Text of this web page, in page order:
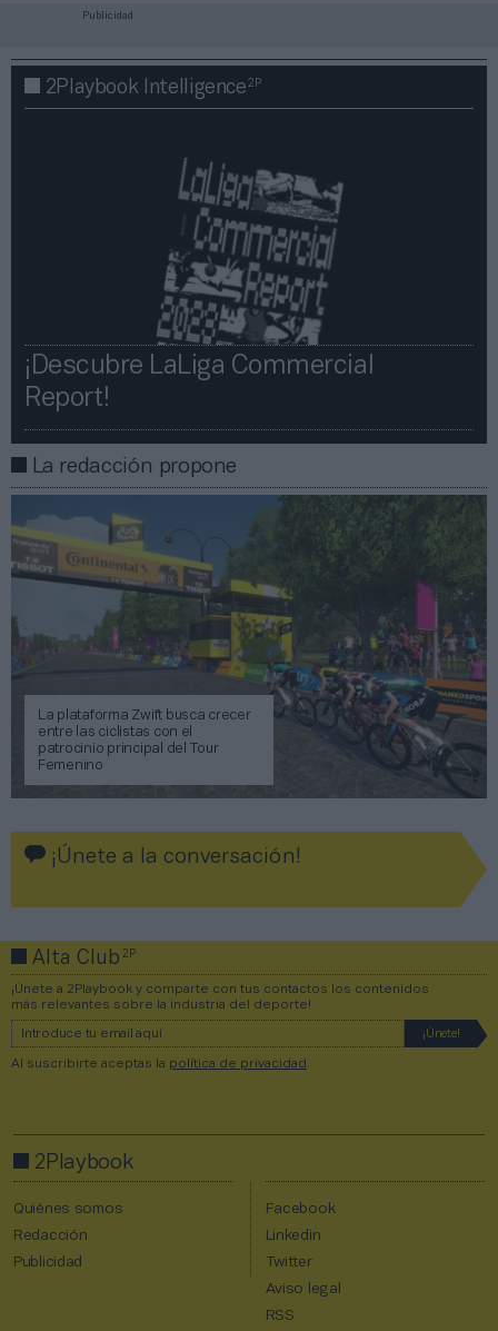
Publicidad
2Playbook Intelligence2P
¡Descubre LaLiga Commercial
Report!​​
La redacción propone
La plataforma Zwift busca crecer
entre las ciclistas con el
patrocinio principal del Tour
Femenino
¡Únete a la conversación!
Alta Club2P
¡Únete a 2Playbook y comparte con tus contactos los contenidos
más relevantes sobre la industria del deporte!
Al suscribirte aceptas la política de privacidad
2Playbook
Quiénes somos
Redacción
Publicidad
Facebook
Linkedin
Twitter
Aviso legal
RSS